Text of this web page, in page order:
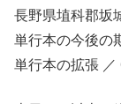
長野県埴科郡坂
単行本の今後の
単行本の拡張 ／